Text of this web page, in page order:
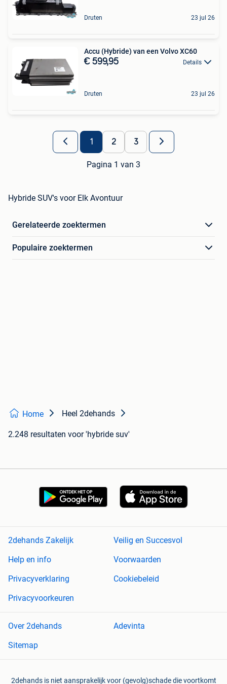
Druten 23 jul 26
Accu (Hybride) van een Volvo XC60
€ 599,95 Details
Druten 23 jul 26
1 2 3
Pagina 1 van 3
Hybride SUV's voor Elk Avontuur
Gerelateerde zoektermen
Populaire zoektermen
Home Heel 2dehands
2.248 resultaten voor 'hybride suv'
2dehands Zakelijk
Veilig en Succesvol
Help en info
Voorwaarden
Privacyverklaring
Cookiebeleid
Privacyvoorkeuren
Over 2dehands
Adevinta
Sitemap
2dehands is niet aansprakelijk voor (gevolg)schade die voortkomt